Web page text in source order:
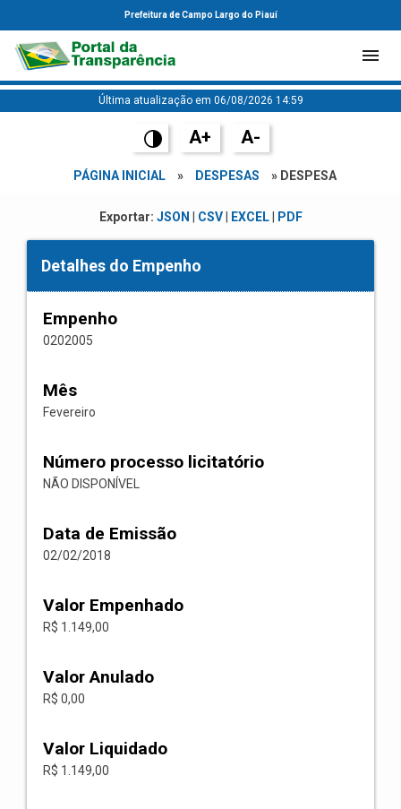
Prefeitura de Campo Largo do Piauí
Última atualização em 06/08/2026 14:59
A+ A-
PÁGINA INICIAL » DESPESAS » DESPESA
Exportar: JSON CSV| EXCEL| PDF
Detalhes do Empenho
Empenho
0202005
Mês
Fevereiro
Número processo licitatório
NÃO DISPONÍVEL
Data de Emissão
02/02/2018
Valor Empenhado
R$ 1.149,00
Valor Anulado
R$ 0,00
Valor Liquidado
R$ 1.149,00